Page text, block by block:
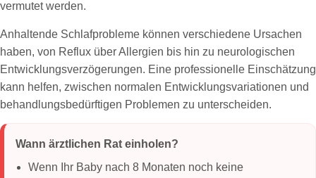
vermutet werden.
Anhaltende Schlafprobleme können verschiedene Ursachen
haben, von Reflux über Allergien bis hin zu neurologischen
Entwicklungsverzögerungen. Eine professionelle Einschätzung
kann helfen, zwischen normalen Entwicklungsvariationen und
behandlungsbedürftigen Problemen zu unterscheiden.
Wann ärztlichen Rat einholen?
Wenn Ihr Baby nach 8 Monaten noch keine